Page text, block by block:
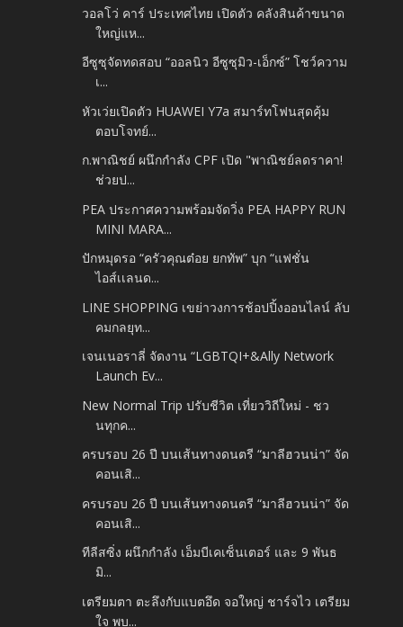
วอลโว่ คาร์ ประเทศไทย เปิดตัว คลังสินค้าขนาด
ใหญ่แห...
อีซูซุจัดทดสอบ “ออลนิว อีซูซุมิว-เอ็กซ์” โชว์ความ
เ...
หัวเว่ยเปิดตัว HUAWEI Y7a สมาร์ทโฟนสุดคุ้ม
ตอบโจทย์...
ก.พาณิชย์ ผนึกกำลัง CPF เปิด "พาณิชย์ลดราคา!
ช่วยป...
PEA ประกาศความพร้อมจัดวิ่ง PEA HAPPY RUN
MINI MARA...
ปักหมุดรอ “ครัวคุณต๋อย ยกทัพ” บุก “แฟชั่น
ไอส์เเลนด...
LINE SHOPPING เขย่าวงการช้อปปิ้งออนไลน์ ลับ
คมกลยุท...
เจนเนอราลี่ จัดงาน “LGBTQI+&Ally Network
Launch Ev...
New Normal Trip ปรับชีวิต เที่ยววิถีใหม่ - ชว
นทุกค...
ครบรอบ 26 ปี บนเส้นทางดนตรี “มาลีฮวนน่า” จัด
คอนเสิ...
ครบรอบ 26 ปี บนเส้นทางดนตรี “มาลีฮวนน่า” จัด
คอนเสิ...
ทีลีสซิ่ง ผนึกกำลัง เอ็มบีเคเซ็นเตอร์ และ 9 พันธ
มิ...
เตรียมตา ตะลึงกับแบตอึด จอใหญ่ ชาร์จไว เตรียม
ใจ พบ...